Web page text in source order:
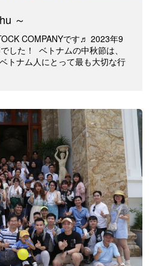
～
COMPANYです♬ 2023年9
した！ ベトナムの中秋節は、
トナム人にとって最も大切な行